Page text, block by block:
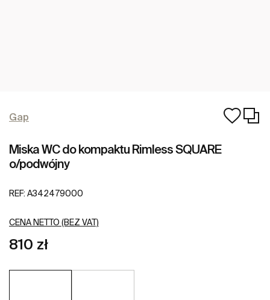
Gap
Miska WC do kompaktu Rimless SQUARE
o/podwójny
REF: A342479000
CENA NETTO (BEZ VAT)
810 zł